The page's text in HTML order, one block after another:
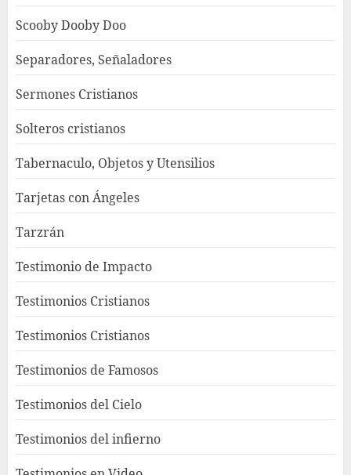
Scooby Dooby Doo
Separadores, Señaladores
Sermones Cristianos
Solteros cristianos
Tabernaculo, Objetos y Utensilios
Tarjetas con Ángeles
Tarzrán
Testimonio de Impacto
Testimonios Cristianos
Testimonios Cristianos
Testimonios de Famosos
Testimonios del Cielo
Testimonios del infierno